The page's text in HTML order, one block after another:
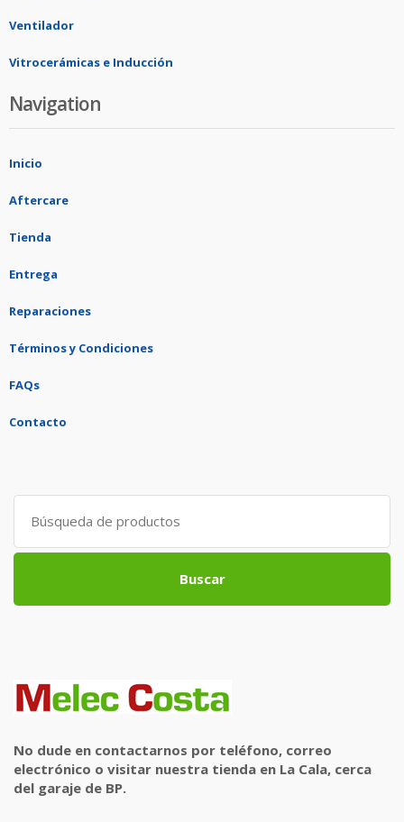
Ventilador
Vitrocerámicas e Inducción
Navigation
Inicio
Aftercare
Tienda
Entrega
Reparaciones
Términos y Condiciones
FAQs
Contacto
Search
for:
Buscar
No dude en contactarnos por teléfono, correo
electrónico o visitar nuestra tienda en La Cala, cerca
del garaje de BP.